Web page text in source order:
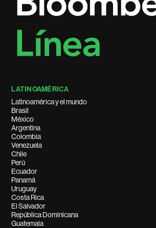
LATINOAMÉRICA
Latinoamérica y el mundo
Brasil
México
Argentina
Colombia
Venezuela
Chile
Perú
Ecuador
Panamá
Uruguay
Costa Rica
El Salvador
República Dominicana
Guatemala